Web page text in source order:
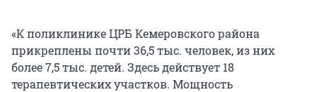
«К поликлинике ЦРБ Кемеровского района
прикреплены почти 36,5 тыс. человек, из них
более 7,5 тыс. детей. Здесь действует 18
терапевтических участков. Мощность